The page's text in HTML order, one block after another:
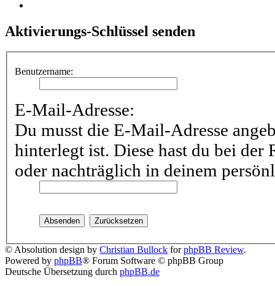
Aktivierungs-Schlüssel senden
Benutzername:
E-Mail-Adresse:
Du musst die E-Mail-Adresse
hinterlegt ist. Diese hast du bei der
oder nachträglich in deinem
© Absolution design by Christian Bullock forphpBB Review.
Powered by phpBB® Forum Software © phpBB Group
Deutsche Übersetzung durch phpBB.de